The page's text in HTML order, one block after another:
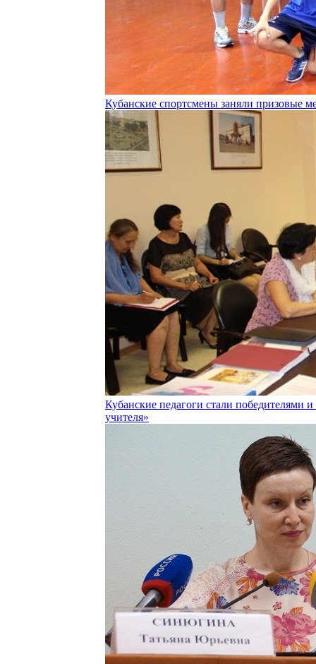
Кубанские спортсмены заняли призовые
Кубанские педагоги стали победителями
учителя»